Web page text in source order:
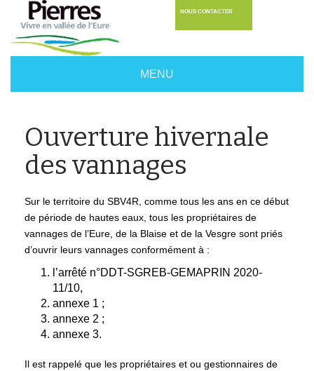
NOUS CONTACTER
MENU
Ouverture hivernale
des vannages
Sur le territoire du SBV4R, comme tous les ans en ce début
de période de hautes eaux, tous les propriétaires de
vannages de l’Eure, de la Blaise et de la Vesgre sont priés
d’ouvrir leurs vannages conformément à :
l’arrêté n°DDT-SGREB-GEMAPRIN 2020-
11/10,
annexe 1 ;
annexe 2 ;
annexe 3.
Il est rappelé que les propriétaires et ou gestionnaires de